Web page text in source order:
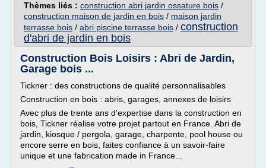
Thèmes liés : construction abri jardin ossature bois /
construction maison de jardin en bois / maison jardin
terrasse bois / abri piscine terrasse bois / construction
d'abri de jardin en bois
Construction Bois Loisirs : Abri de Jardin,
Garage bois ...
Tickner : des constructions de qualité personnalisables
Construction en bois : abris, garages, annexes de loisirs
Avec plus de trente ans d'expertise dans la construction en
bois, Tickner réalise votre projet partout en France. Abri de
jardin, kiosque / pergola, garage, charpente, pool house ou
encore serre en bois, faites confiance à un savoir-faire
unique et une fabrication made in France...